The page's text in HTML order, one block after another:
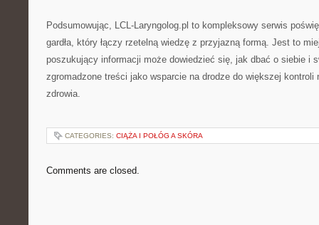
Podsumowując, LCL-Laryngolog.pl to kompleksowy serwis
gardła, który łączy rzetelną wiedzę z przyjazną formą. Jest to
poszukujący informacji może dowiedzieć się, jak dbać o siebie i
zgromadzone treści jako wsparcie na drodze do większej kontroli
zdrowia.
CATEGORIES: CIĄŻA I POŁÓG A SKÓRA
Comments are closed.